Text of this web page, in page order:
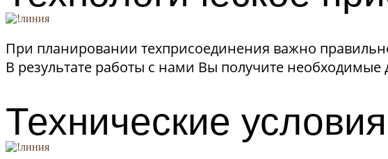
При планировании техприсоединения важно
В результате работы с нами Вы получите
Технические условия